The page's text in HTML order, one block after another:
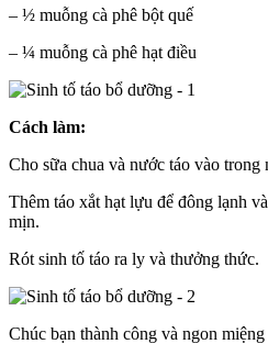
– ½ muỗng cà phê bột quế
– ¼ muỗng cà phê hạt điều
Cách làm:
Cho sữa chua và nước táo vào trong
Thêm táo xắt hạt lựu để đông lạnh
mịn.
Rót sinh tố táo ra ly và thưởng thức.
Chúc bạn thành công và ngon